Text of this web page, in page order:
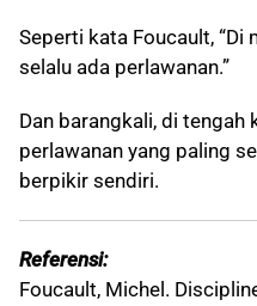
Seperti kata Foucault, “Di
selalu ada perlawanan.”
Dan barangkali, di
perlawanan yang paling
berpikir sendiri.
Referensi:
Foucault, Michel.